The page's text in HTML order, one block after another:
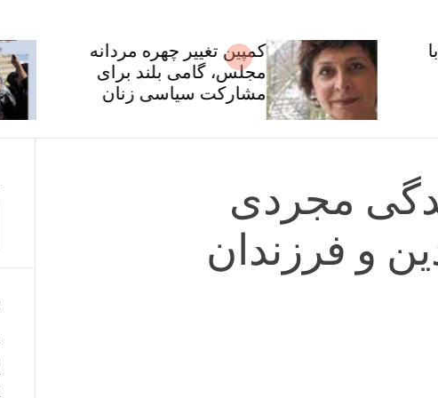
کمپین تغییر چهره مردانه
مجلس، گامی بلند برای
مشارکت سیاسی زنان
زندگی مجردی
و فرزندان